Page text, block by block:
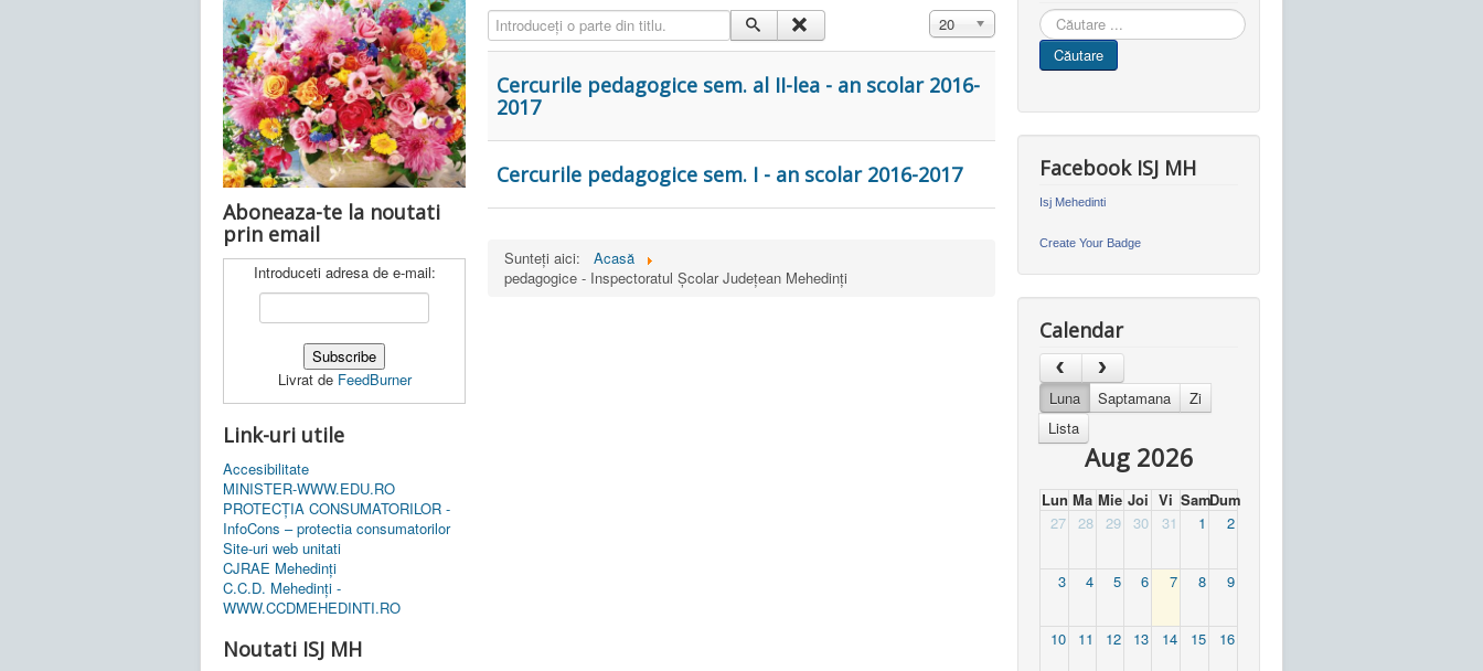
Aboneaza-te la noutati
prin email
Introduceti adresa de e-mail:
Livrat de FeedBurner
Link-uri utile
Accesibilitate
MINISTER-WWW.EDU.RO
PROTECȚIA CONSUMATORILOR -
InfoCons – protectia consumatorilor
Site-uri web unitati
CJRAE Mehedinți
C.C.D. Mehedinţi -
WWW.CCDMEHEDINTI.RO
Noutati ISJ MH
Introduceți o parte din titlu.
Afișare #
20
Cercurile pedagogice sem. al II-lea - an scolar 2016-
2017
Cercurile pedagogice sem. I - an scolar 2016-2017
Sunteți aici:
Acasă
pedagogice - Inspectoratul Școlar Județean Mehedinți
Cauta
in
site
Căutare
Facebook ISJ MH
Isj Mehedinti
Create Your Badge
Calendar
Luna Saptamana
Zi
Lista
Aug 2026
Lun Ma Mie Joi Vi SamDum
27
28 29 30 31 1 2
3 4 5 6 7 8 9
10 11 12 13 14 15 16